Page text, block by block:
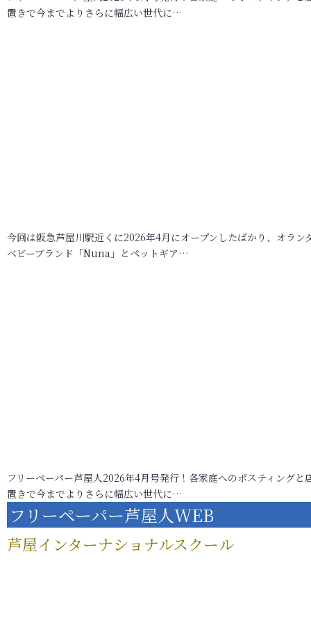
置きで今までよりさらに幅広い世代に…
今回は阪急芦屋川駅近くに2026年4月にオープンしたばかり、オラン
ベビーブランド「Nuna」とペットギア…
フリーペーパー芦屋人2026年4月号発行！各家庭へのポスティングと
置きで今までよりさらに幅広い世代に…
フリーペーパー芦屋人WEB
芦屋インターナショナルスクール